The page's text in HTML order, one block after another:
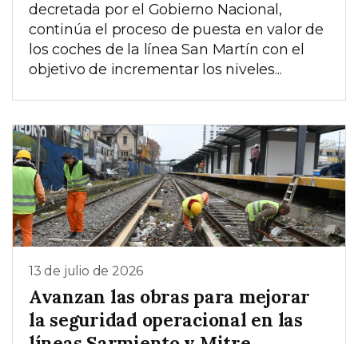
decretada por el Gobierno Nacional,
continúa el proceso de puesta en valor de
los coches de la línea San Martín con el
objetivo de incrementar los niveles...
13 de julio de 2026
Avanzan las obras para mejorar
la seguridad operacional en las